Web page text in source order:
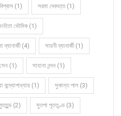
(1) সরমা দেবদত্ত (1)
ভৌমিক (1)
ব্যানার্জী (4) সায়নী ব্যানার্জী (1)
(1) সাহানা নন্দন (1)
বন্দ্যোপাধ্যায় (1) সুকান্ত পাল (3)
(2) সুতপা পূততুণ্ড (3)